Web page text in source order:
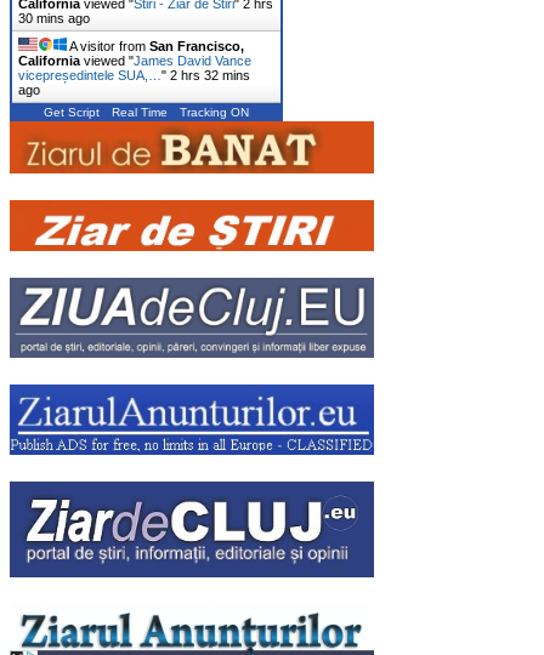
Californiaviewed "Stiri - Ziar de Stiri" 2 hrs
30 mins ago
A visitor from San Francisco,
Californiaviewed "James David Vance
vicepreședintele SUA,…" 2 hrs 32 mins
ago
Get Script Real Time Tracking ON